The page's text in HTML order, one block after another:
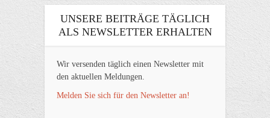
UNSERE BEITRÄGE TÄGLICH
ALS NEWSLETTER ERHALTEN
Wir versenden täglich einen Newsletter mit
den aktuellen Meldungen.
Melden Sie sich für den Newsletter an!